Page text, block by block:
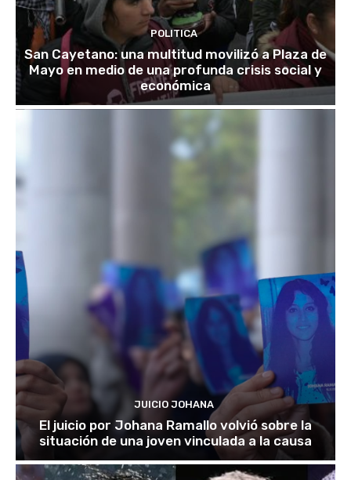
POLITICA
San Cayetano: una multitud movilizó a Plaza de
Mayo en medio de una profunda crisis social y
económica
JUICIO JOHANA
El juicio por Johana Ramallo volvió sobre la
situación de una joven vinculada a la causa